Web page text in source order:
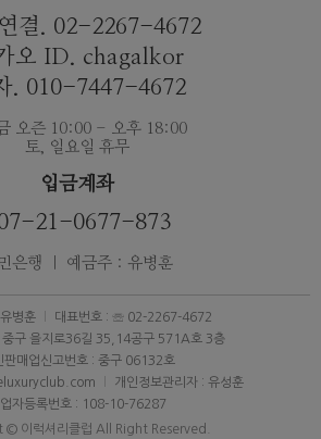
결. 02-2267-4672
오 ID. chagalkor
. 010-7447-4672
오즌 10:00 - 오후 18:00
토, 일요일 휴무
입금계좌
21-0677-873
은행 ｜ 예금주 : 유병훈
병훈
대표번호 : ☏ 02-2267-4672
중구 을지로36길 35,14공구 571A호 3층
판매업신고번호 : 중구 06132호
개인정보관리자 : 유성훈
자등록번호 : 108-10-76287
이럭셔리클럽 All Right Reserved.